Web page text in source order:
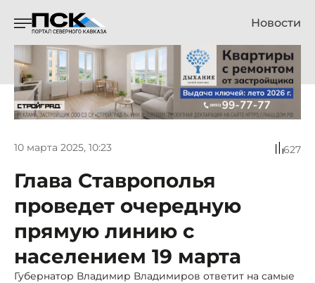
Новости
10 марта 2025, 10:23 627
Глава Ставрополья
проведет очередную
прямую линию с
населением 19 марта
Губернатор Владимир Владимиров ответит на самые